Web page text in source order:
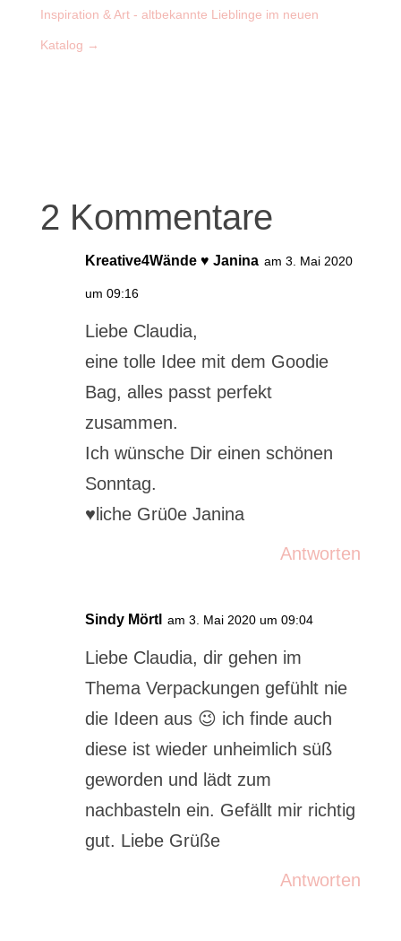
Inspiration & Art - altbekannte Lieblinge im neuen
Katalog →
2 Kommentare
Kreative4Wände ♥ Janina am 3. Mai 2020
um 09:16
Liebe Claudia,
eine tolle Idee mit dem Goodie
Bag, alles passt perfekt
zusammen.
Ich wünsche Dir einen schönen
Sonntag.
♥liche Grü0e Janina
Antworten
Sindy Mörtl am 3. Mai 2020 um 09:04
Liebe Claudia, dir gehen im
Thema Verpackungen gefühlt nie
die Ideen aus 😉 ich finde auch
diese ist wieder unheimlich süß
geworden und lädt zum
nachbasteln ein. Gefällt mir richtig
gut. Liebe Grüße
Antworten